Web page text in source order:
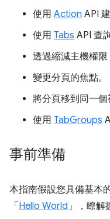
使用 Action API
使用 Tabs API 查
透過縮減主機權限
變更分頁的焦點。
將分頁移到同一個
使用 TabGroups
事前準備
本指南假設您具備基本
「 Hello World」，瞭解